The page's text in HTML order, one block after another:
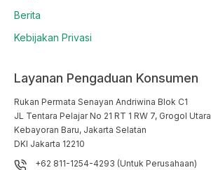
Berita
Kebijakan Privasi
Layanan Pengaduan Konsumen
Rukan Permata Senayan Andriwina Blok C1
JL Tentara Pelajar No 21 RT 1 RW 7, Grogol Utara
Kebayoran Baru, Jakarta Selatan
DKI Jakarta 12210
+62 811-1254-4293 (Untuk Perusahaan)